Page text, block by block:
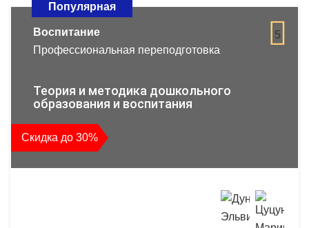
Популярная
5
Воспитание
Профессиональная переподготовка
Теория и методика дошкольного
образования и воспитания
Скидка до 30%